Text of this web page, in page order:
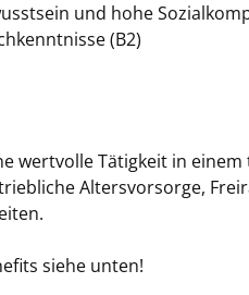
und hohe
(B2)
wertvolle Tätigkeit in
Altersvorsorge,
siehe unten!